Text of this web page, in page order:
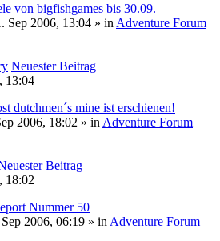
von bigfishgames bis 30.09.
Sep 2006, 13:04 » in Adventure Forum
Neuester Beitrag
13:04
dutchmen´s mine ist erschienen!
2006, 18:02 » in Adventure Forum
Beitrag
18:02
Nummer 50
2006, 06:19 » in Adventure Forum